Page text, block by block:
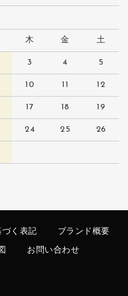
木 金 土
3 4 5
10 11 12
17 18 19
24 25 26
く表記 ブランド概要
お問い合わせ